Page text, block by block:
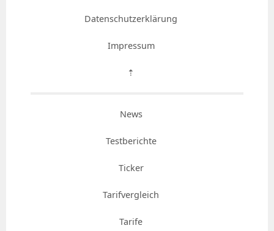
Datenschutzerklärung
Impressum
⇡
News
Testberichte
Ticker
Tarifvergleich
Tarife